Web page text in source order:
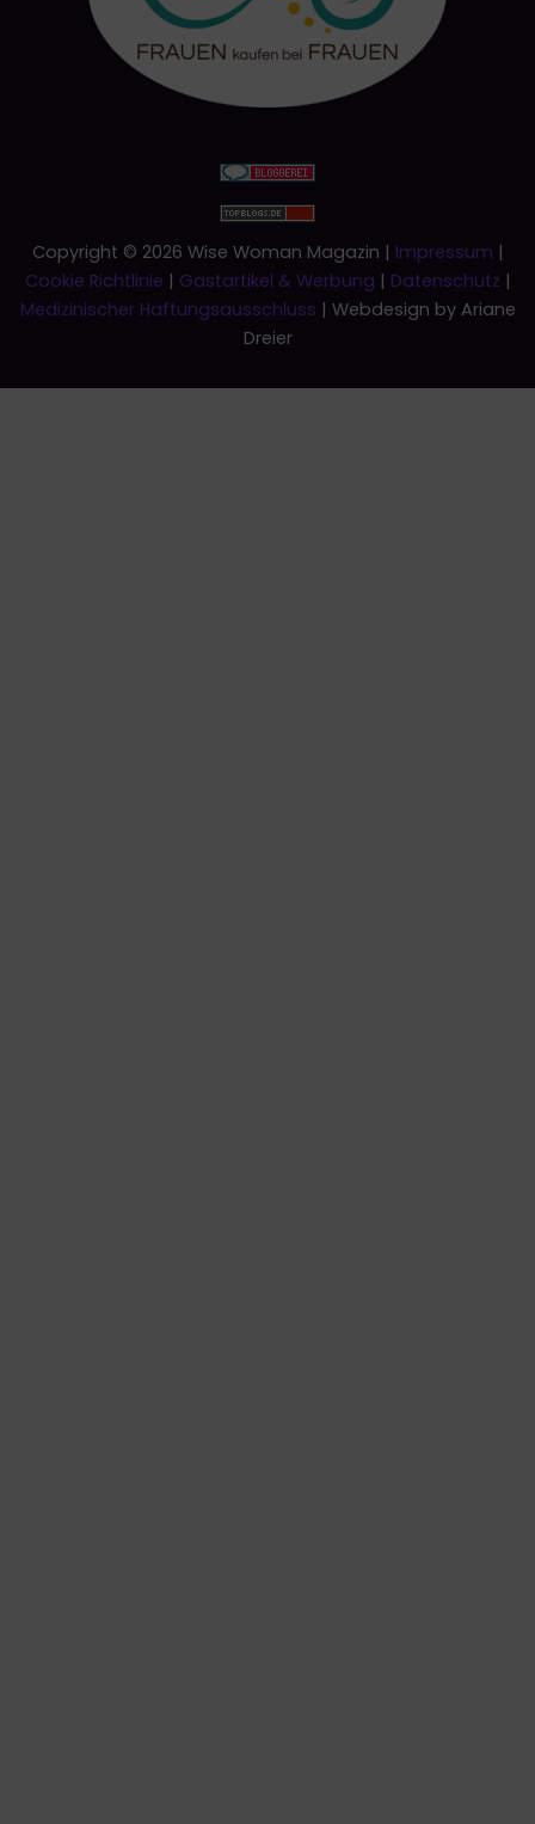
Copyright © 2026 Wise Woman Magazin | Impressum |
Cookie Richtlinie | Gastartikel & Werbung | Datenschutz |
Medizinischer Haftungsausschluss | Webdesign by Ariane
Dreier